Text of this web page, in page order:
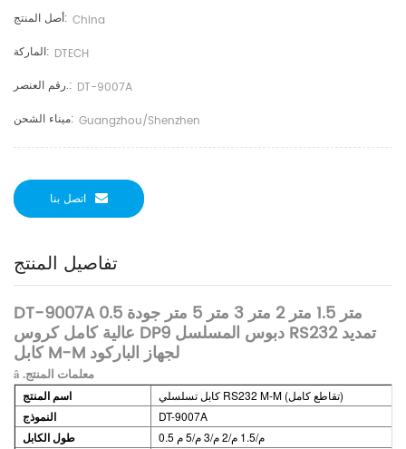
أصل المنتج: China
الماركة: DTECH
رقم العنصر.: DT-9007A
ميناء الشحن: Guangzhou/Shenzhen
اتصل بنا
تفاصيل المنتج
DT-9007A 0.5 متر 1.5 متر 2 متر 3 متر 5 متر جودة
عالية كامل كروس DP9 دبوس المسلسل RS232 تمديد
كابل M-M لجهاز الباركود
â .معلمات المنتج
اسم المنتج كابل تسلسلي RS232 M-M (تقاطع كامل)
النموذج DT-9007A
طول الكابل 0.5 م/1.5 م/2 م/3 م/5 م